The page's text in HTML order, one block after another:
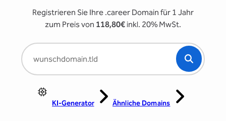
Registrieren Sie Ihre .career Domain für 1 Jahr
zum Preis von 118,80€ inkl. 20% MwSt.
KI-Generator Ähnliche Domains